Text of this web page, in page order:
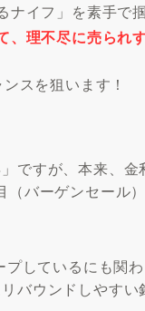
イフ」を素手で
、理不尽に売られ
スを狙います！
ですが、本来、
バーゲンセール
しているにも関
バウンドしやすい